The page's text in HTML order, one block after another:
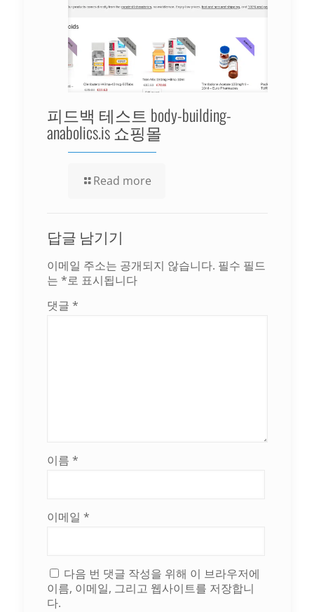
피드백 테스트 body-building-
anabolics.is 쇼핑몰
Read more
답글 남기기
이메일 주소는 공개되지 않습니다. 필수 필드
는 *로 표시됩니다
댓글 *
이름 *
이메일 *
다음 번 댓글 작성을 위해 이 브라우저에
이름, 이메일, 그리고 웹사이트를 저장합니
다.